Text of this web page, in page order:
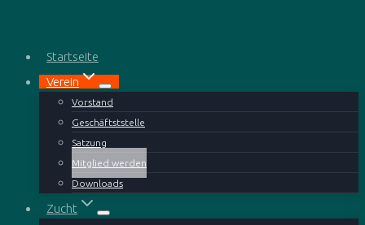
springenStartseite
Verein
Vorstand
Geschäftststelle
Satzung
Mitglied werden
Downloads
Zucht